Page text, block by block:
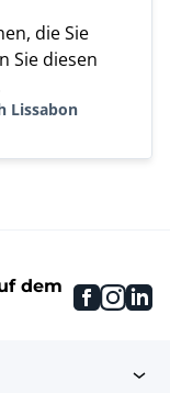
die Sie
Sie diesen
Lissabon
dem